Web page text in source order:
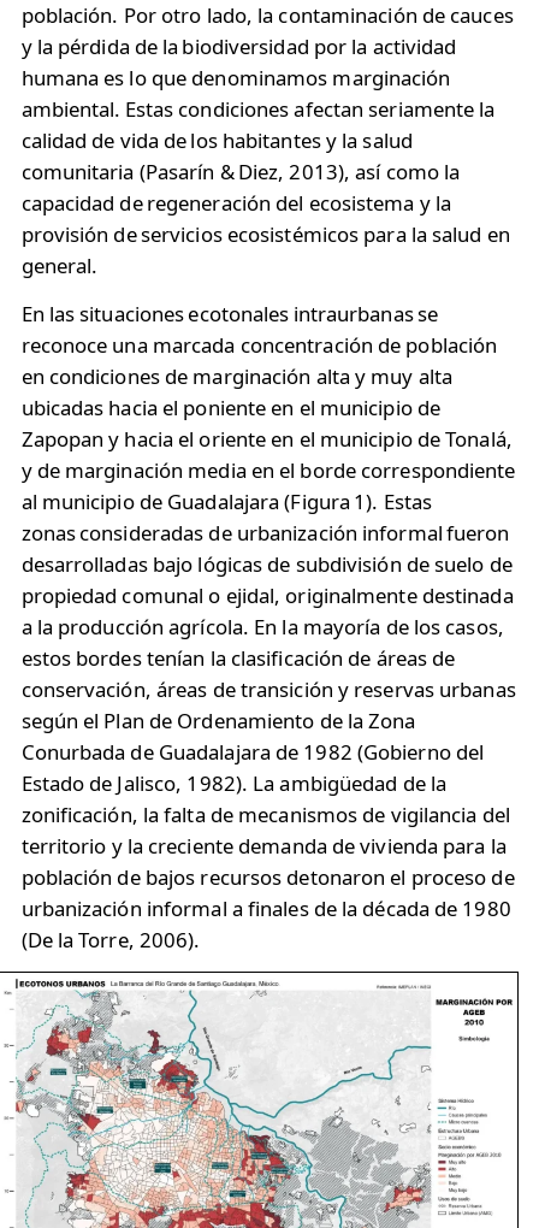
población. Por otro lado, la contaminación de cauces
y la pérdida de la biodiversidad por la actividad
humana es lo que denominamos marginación
ambiental. ​Estas condiciones afectan seriamente la
calidad de vida de los habitantes y la salud
comunitaria (Pasarín & Diez, 2013), así como la
capacidad de regeneración del ecosistema y la
provisión de servicios ecosistémicos para la salud en
general.
En las situaciones ecotonales intraurbanas se
reconoce una marcada concentración de población
en condiciones de marginación alta y muy alta
ubicadas hacia el poniente en el municipio de
Zapopan y hacia el oriente en el municipio de Tonalá,
y de marginación media en el borde correspondiente
al municipio de Guadalajara (Figura 1). Estas
zonas consideradas de urbanización informal fueron
desarrolladas bajo lógicas de subdivisión de suelo de
propiedad comunal o ejidal, originalmente destinada
a la producción agrícola. En la mayoría de los casos,
estos bordes tenían la clasificación de áreas de
conservación, áreas de transición y reservas urbanas
según el Plan de Ordenamiento de la Zona
Conurbada de Guadalajara de 1982 (Gobierno del
Estado de Jalisco, 1982). La ambigüedad de la
zonificación, la falta de mecanismos de vigilancia del
territorio y la creciente demanda de vivienda para la
población de bajos recursos detonaron el proceso de
urbanización informal a finales de la década de 1980
(De la Torre, 2006).